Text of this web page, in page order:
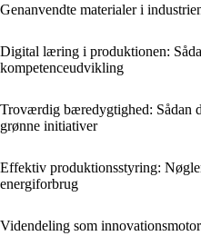
Genanvendte materialer i
Digital læring i produktionen:
kompetenceudvikling
Troværdig bæredygtighed: Sådan
grønne initiativer
Effektiv produktionsstyring:
energiforbrug
Videndeling som